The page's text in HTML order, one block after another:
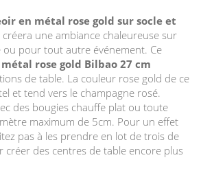
en métal rose gold sur socle et
une ambiance chaleureuse sur
ou pour tout autre événement. Ce
rose gold Bilbao 27 cm
de table. La couleur rose gold de ce
et tend vers le champagne rosé.
des bougies chauffe plat ou toute
maximum de 5cm. Pour un effet
pas à les prendre en lot de trois de
créer des centres de table encore plus